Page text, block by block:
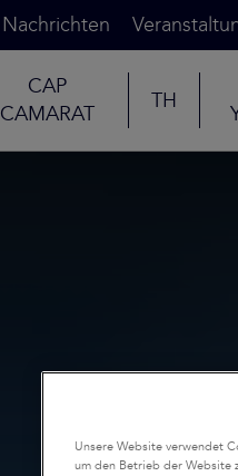
Nachrichten
CAP
CAMARAT
TH
Unsere Website verwendet
um den Betrieb der Website